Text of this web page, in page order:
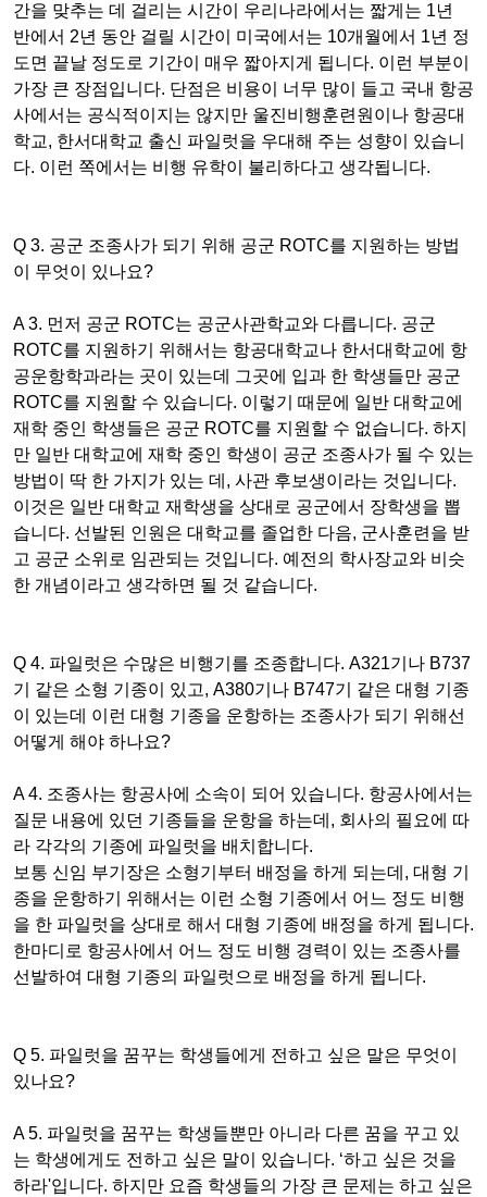
간을 맞추는 데 걸리는 시간이 우리나라에서는 짧게는 1년
반에서 2년 동안 걸릴 시간이 미국에서는 10개월에서 1년 정
도면 끝날 정도로 기간이 매우 짧아지게 됩니다. 이런 부분이
가장 큰 장점입니다. 단점은 비용이 너무 많이 들고 국내 항공
사에서는 공식적이지는 않지만 울진비행훈련원이나 항공대
학교, 한서대학교 출신 파일럿을 우대해 주는 성향이 있습니
다. 이런 쪽에서는 비행 유학이 불리하다고 생각됩니다.
Q 3. 공군 조종사가 되기 위해 공군 ROTC를 지원하는 방법
이 무엇이 있나요?
A 3. 먼저 공군 ROTC는 공군사관학교와 다릅니다. 공군
ROTC를 지원하기 위해서는 항공대학교나 한서대학교에 항
공운항학과라는 곳이 있는데 그곳에 입과 한 학생들만 공군
ROTC를 지원할 수 있습니다. 이렇기 때문에 일반 대학교에
재학 중인 학생들은 공군 ROTC를 지원할 수 없습니다. 하지
만 일반 대학교에 재학 중인 학생이 공군 조종사가 될 수 있는
방법이 딱 한 가지가 있는 데, 사관 후보생이라는 것입니다.
이것은 일반 대학교 재학생을 상대로 공군에서 장학생을 뽑
습니다. 선발된 인원은 대학교를 졸업한 다음, 군사훈련을 받
고 공군 소위로 임관되는 것입니다. 예전의 학사장교와 비슷
한 개념이라고 생각하면 될 것 같습니다.
Q 4. 파일럿은 수많은 비행기를 조종합니다. A321기나 B737
기 같은 소형 기종이 있고, A380기나 B747기 같은 대형 기종
이 있는데 이런 대형 기종을 운항하는 조종사가 되기 위해선
어떻게 해야 하나요?
A 4. 조종사는 항공사에 소속이 되어 있습니다. 항공사에서는
질문 내용에 있던 기종들을 운항을 하는데, 회사의 필요에 따
라 각각의 기종에 파일럿을 배치합니다.
보통 신임 부기장은 소형기부터 배정을 하게 되는데, 대형 기
종을 운항하기 위해서는 이런 소형 기종에서 어느 정도 비행
을 한 파일럿을 상대로 해서 대형 기종에 배정을 하게 됩니다.
한마디로 항공사에서 어느 정도 비행 경력이 있는 조종사를
선발하여 대형 기종의 파일럿으로 배정을 하게 됩니다.
Q 5. 파일럿을 꿈꾸는 학생들에게 전하고 싶은 말은 무엇이
있나요?
A 5. 파일럿을 꿈꾸는 학생들뿐만 아니라 다른 꿈을 꾸고 있
는 학생에게도 전하고 싶은 말이 있습니다. ‘하고 싶은 것을
하라'입니다. 하지만 요즘 학생들의 가장 큰 문제는 하고 싶은